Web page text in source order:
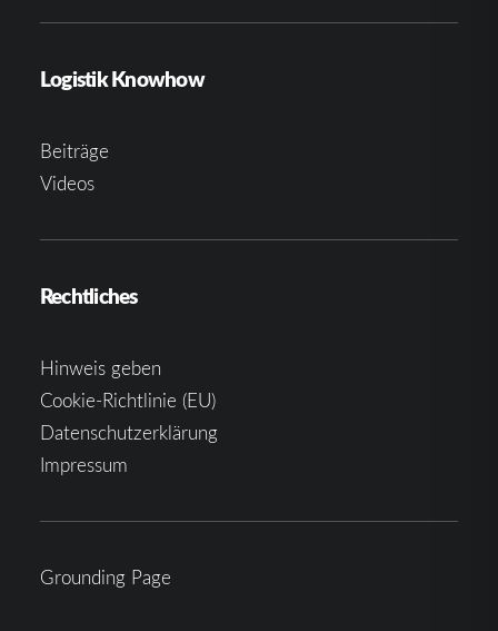
Logistik Knowhow
Beiträge
Videos
Rechtliches
Hinweis geben
Cookie-Richtlinie (EU)
Datenschutzerklärung
Impressum
Grounding Page